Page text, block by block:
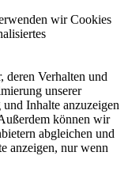
wir Cookies
deren Verhalten und
unserer
Inhalte anzuzeigen
können wir
abgleichen und
anzeigen, nur wenn